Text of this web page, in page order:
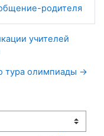
родителя
учителей
тура олимпиады →